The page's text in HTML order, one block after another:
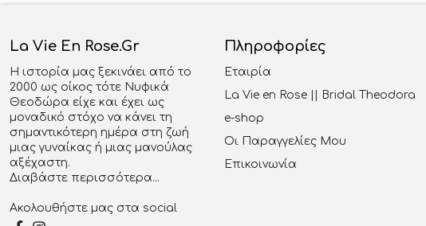
La Vie En Rose.gr
Η ιστορία μας ξεκινάει από το
2000 ως οίκος τότε Νυφικά
Θεοδώρα είχε και έχει ως
μοναδικό στόχο να κάνει τη
σημαντικότερη ημέρα στη ζωή
μιας γυναίκας ή μιας μανούλας
αξέχαστη.
Διαβάστε περισσότερα...
Ακολουθήστε μας στα social
Πληροφορίες
Εταιρία
La Vie en Rose || Bridal Theodora
e-shop
Οι Παραγγελίες Μου
Επικοινωνία